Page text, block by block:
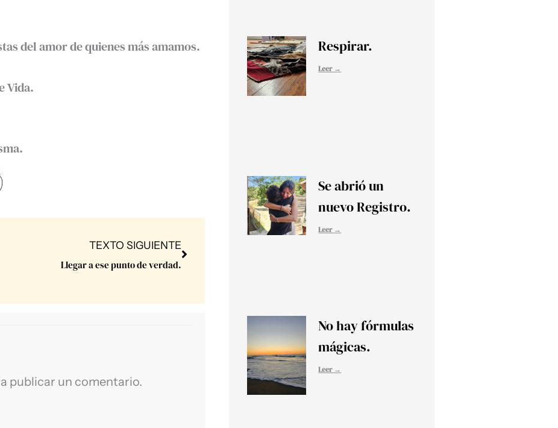
del amor de quienes más amamos.
Vida.
TEXTO SIGUIENTE
Llegar a ese punto de verdad.
publicar un comentario.
Respirar.
Leer →
Se abrió un
nuevo Registro.
Leer →
No hay fórmulas
mágicas.
Leer →